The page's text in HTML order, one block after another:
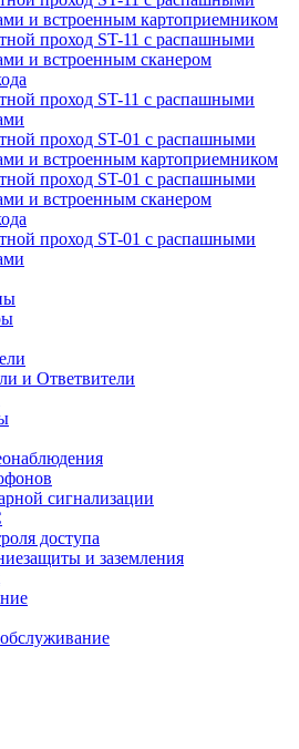
и встроенным картоприемником
проход ST-11 с распашными
и встроенным сканером
проход ST-11 с распашными
проход ST-01 с распашными
и встроенным картоприемником
проход ST-01 с распашными
и встроенным сканером
проход ST-01 с распашными
и Ответвители
сигнализации
доступа
и заземления